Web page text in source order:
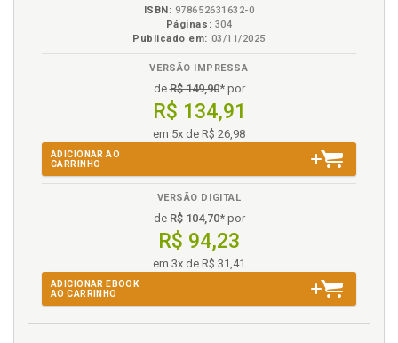
ISBN: 978652631632-0
Páginas: 304
Publicado em: 03/11/2025
VERSÃO IMPRESSA
deR$ 149,90* por
R$ 134,91
em 5x de R$ 26,98
ADICIONAR AO
CARRINHO
VERSÃO DIGITAL
deR$ 104,70* por
R$ 94,23
em 3x de R$ 31,41
ADICIONAR EBOOK
AO CARRINHO